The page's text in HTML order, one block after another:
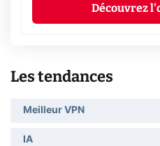
Découvrez
Les tendances
Meilleur VPN
IA